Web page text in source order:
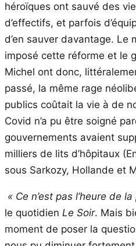
héroïques ont sauvé des
d’effectifs, et parfois
d’en sauver davantage. Le
imposé cette réforme et le
Michel ont donc,
passé, la même rage
publics coûtait la vie à de
Covid n’a pu être soigné
gouvernements avaient
milliers de lits d’hôpitaux
sous Sarkozy, Hollande et
« Ce n’est pas l’heure de
le quotidien Le Soir. Mais
moment de poser la